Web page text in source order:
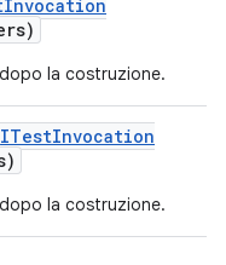
Invocation
la costruzione.
ITestInvocation
la costruzione.